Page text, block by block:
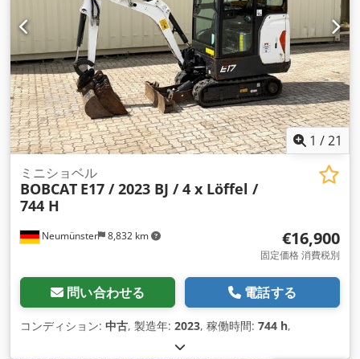
1 /21
Neumünster 8,832 km
ミニショベル
BOBCAT E17 / 2023 BJ / 4 x Löffel /
744 H
€16,900
固定価格 消費税別
問い合わせる 電話する
コンディション: 中古, 製造年: 2023, 稼働時間: 744 h,